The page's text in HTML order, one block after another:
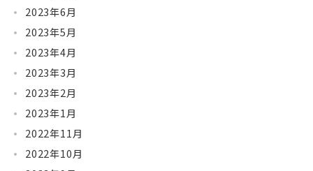
2023年6月
2023年5月
2023年4月
2023年3月
2023年2月
2023年1月
2022年11月
2022年10月